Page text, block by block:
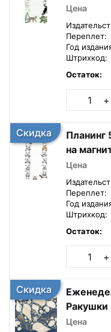
Цена
Переплет:
Год
Штрихкод:
Остаток:
+
Скидка
Планинг 50л ToDo Дизайн 4 Склейка
на
Цена
Переплет:
Год
Штрихкод:
Остаток:
+
Скидка
Еженедельник
Цена